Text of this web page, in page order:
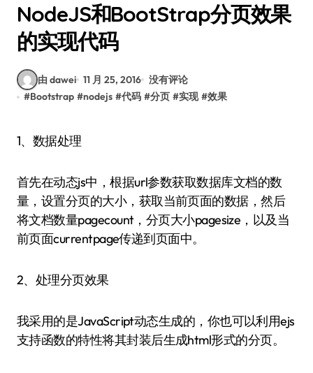
NodeJS和BootStrap分页效果
的实现代码
由 dawei 11 月 25, 2016 没有评论
#Bootstrap #nodejs #代码 #分页 #实现 #效果
1、数据处理
首先在动态js中，根据url参数获取数据库文档的数
量，设置分页的大小，获取当前页面的数据，然后
将文档数量pagecount，分页大小pagesize，以及当
前页面currentpage传递到页面中。
2、处理分页效果
我采用的是JavaScript动态生成的，你也可以利用ejs
支持函数的特性将其封装后生成html形式的分页。